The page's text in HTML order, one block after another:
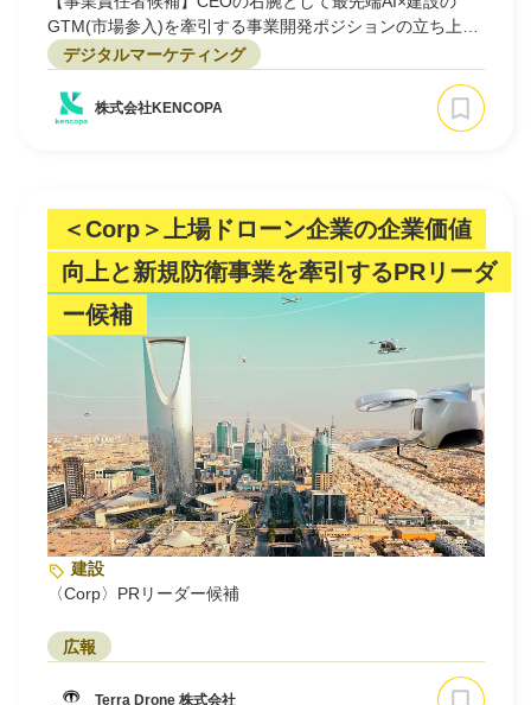
GTM(市場参入)を牽引する事業開発ポジションの立ち上げ
メンバーを募集！
デジタルマーケティング
株式会社KENCOPA
＜Corp＞上場ドローン企業の企業価値
向上と新規防衛事業を牽引するPRリーダ
ー候補
建設
〈Corp〉PRリーダー候補
広報
Terra Drone 株式会社